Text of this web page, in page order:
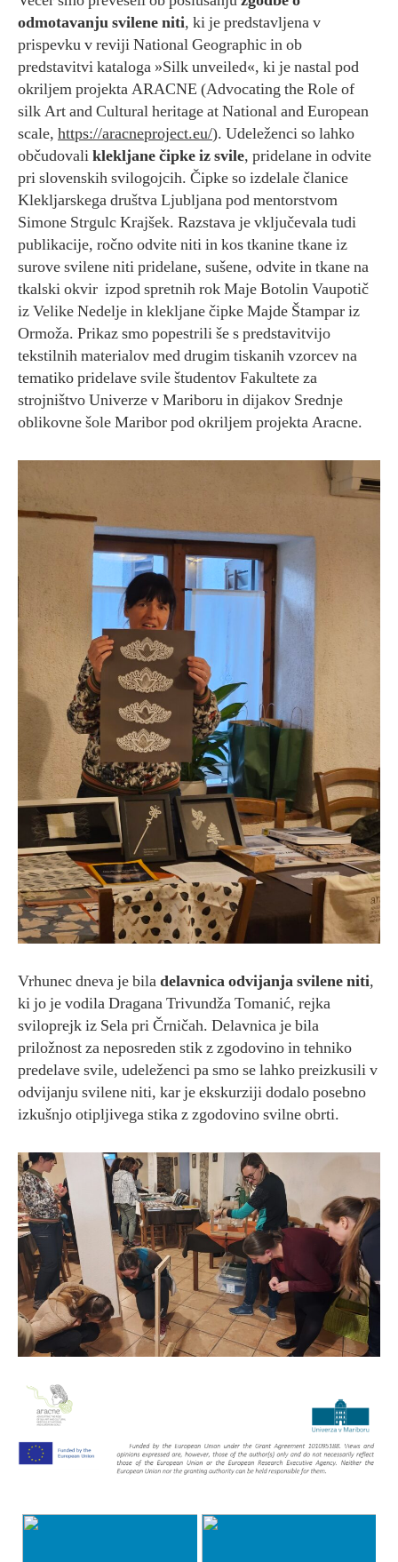
odmotavanju svilene niti, ki je predstavljena v
prispevku v reviji National Geographic in ob
predstavitvi kataloga »Silk unveiled«, ki je nastal pod
okriljem projekta ARACNE (Advocating the Role of
silk Art and Cultural heritage at National and European
scale, https://aracneproject.eu/). Udeleženci so lahko
občudovaliklekljane čipke iz svile, pridelane in odvite
pri slovenskih svilogojcih. Čipke so izdelale članice
Klekljarskega društva Ljubljana pod mentorstvom
Simone Strgulc Krajšek. Razstava je vključevala tudi
publikacije, ročno odvite niti in kos tkanine tkane iz
surove svilene niti pridelane, sušene, odvite in tkane na
tkalski okvir izpod spretnih rok Maje Botolin Vaupotič
iz Velike Nedelje in klekljane čipke Majde Štampar iz
Ormoža. Prikaz smo popestrili še s predstavitvijo
tekstilnih materialov med drugim tiskanih vzorcev na
tematiko pridelave svile študentov Fakultete za
strojništvo Univerze v Mariboru in dijakov Srednje
oblikovne šole Maribor pod okriljem projekta Aracne.
Vrhunec dneva je biladelavnica odvijanja svilene niti,
ki jo je vodila Dragana Trivundža Tomanić, rejka
sviloprejk iz Sela pri Črničah. Delavnica je bila
priložnost za neposreden stik z zgodovino in tehniko
predelave svile, udeleženci pa smo se lahko preizkusili v
odvijanju svilene niti, kar je ekskurziji dodalo posebno
izkušnjo otipljivega stika z zgodovino svilne obrti.